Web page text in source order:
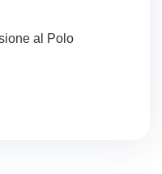
al Polo